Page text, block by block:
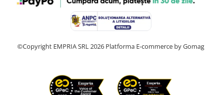
©Copyright EMPRIA SRL 2026 Platforma E-commerce by Gomag